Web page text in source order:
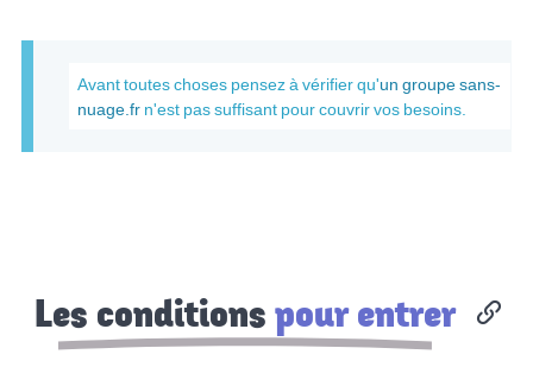
Avant toutes choses pensez à vérifier qu'un groupe sans-
nuage.fr n'est pas suffisant pour couvrir vos besoins.
Les conditions pour entrer